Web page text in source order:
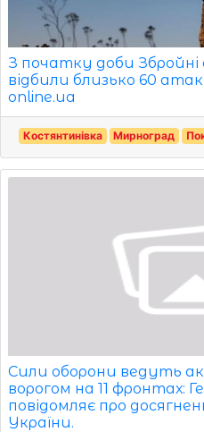
З початку доби Збройні
відбили близько 60 атак
online.ua
Костянтинівка Мирноград
Сили оборони ведуть
ворогом на 11 фронтах:
повідомляє про
України.